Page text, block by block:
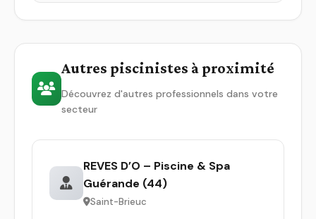
Autres piscinistes à proximité
Découvrez d'autres professionnels dans votre
secteur
REVES D’O – Piscine & Spa
Guérande (44)
Saint-Brieuc